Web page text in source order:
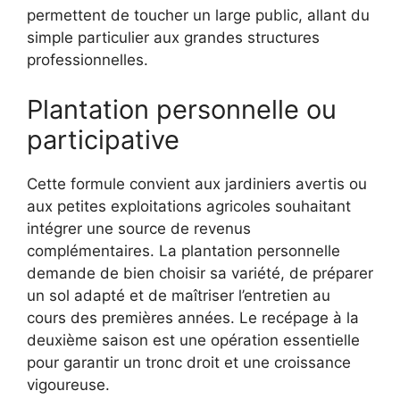
permettent de toucher un large public, allant du
simple particulier aux grandes structures
professionnelles.
Plantation personnelle ou
participative
Cette formule convient aux jardiniers avertis ou
aux petites exploitations agricoles souhaitant
intégrer une source de revenus
complémentaires. La plantation personnelle
demande de bien choisir sa variété, de préparer
un sol adapté et de maîtriser l’entretien au
cours des premières années. Le recépage à la
deuxième saison est une opération essentielle
pour garantir un tronc droit et une croissance
vigoureuse.